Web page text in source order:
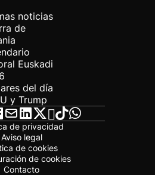
noticias
de
Euskadi
del día
y Trump
de privacidad
Aviso legal
de cookies
de cookies
Contacto